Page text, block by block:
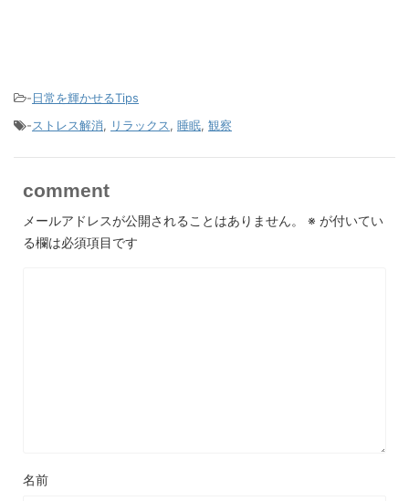
-日常を輝かせるTips
-ストレス解消, リラックス, 睡眠, 観察
comment
メールアドレスが公開されることはありません。 ※ が付いてい
る欄は必須項目です
名前